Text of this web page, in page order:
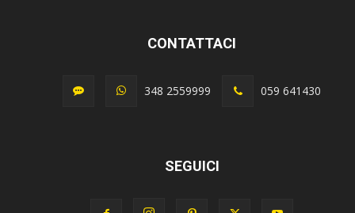
CONTATTACI
348 2559999 059 641430
SEGUICI